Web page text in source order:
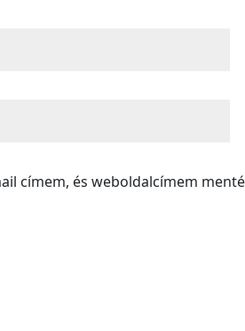
címem, és weboldalcímem